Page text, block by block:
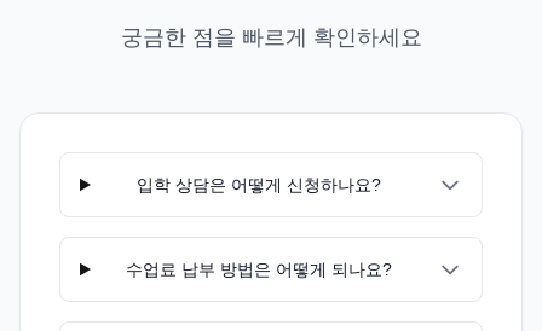
궁금한 점을 빠르게 확인하세요
입학 상담은 어떻게 신청하나요?
수업료 납부 방법은 어떻게 되나요?